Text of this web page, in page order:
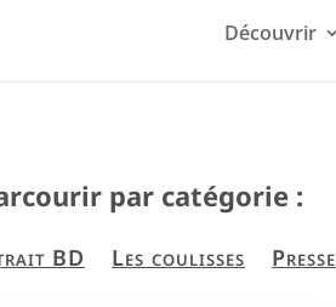
Découvrir
par catégorie :
BD Les coulisses Presse